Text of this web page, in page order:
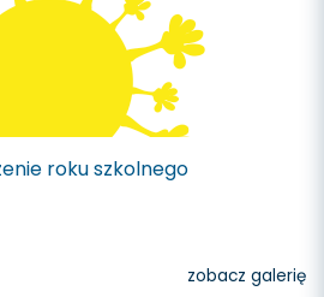
roku szkolnego
zobacz galerię